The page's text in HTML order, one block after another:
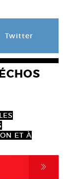
Twitter
ET À
,